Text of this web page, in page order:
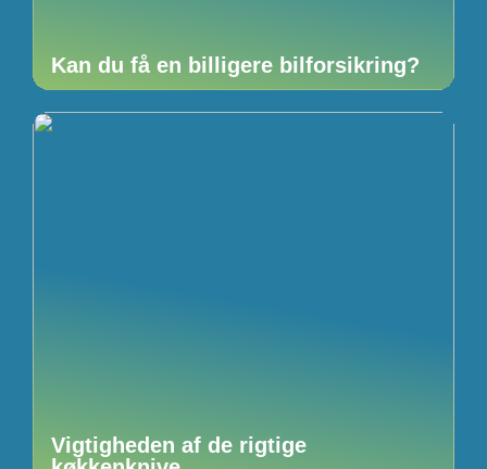
Kan du få en billigere bilforsikring?
Vigtigheden af de rigtige